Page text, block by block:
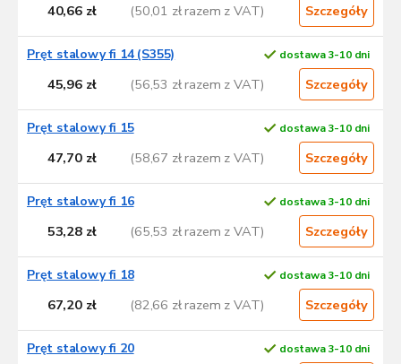
40,66 zł (50,01 zł razem z VAT) Szczegóły
Pręt stalowy fi 14 (S355) dostawa 3-10 dni
45,96 zł (56,53 zł razem z VAT) Szczegóły
Pręt stalowy fi 15 dostawa 3-10 dni
47,70 zł (58,67 zł razem z VAT) Szczegóły
Pręt stalowy fi 16 dostawa 3-10 dni
53,28 zł (65,53 zł razem z VAT) Szczegóły
Pręt stalowy fi 18 dostawa 3-10 dni
67,20 zł (82,66 zł razem z VAT) Szczegóły
Pręt stalowy fi 20 dostawa 3-10 dni